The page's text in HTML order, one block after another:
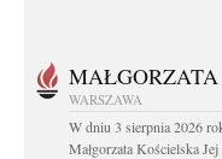
WARSZAWA
W dniu 3 sierpnia 2026
Małgorzata Kościelska